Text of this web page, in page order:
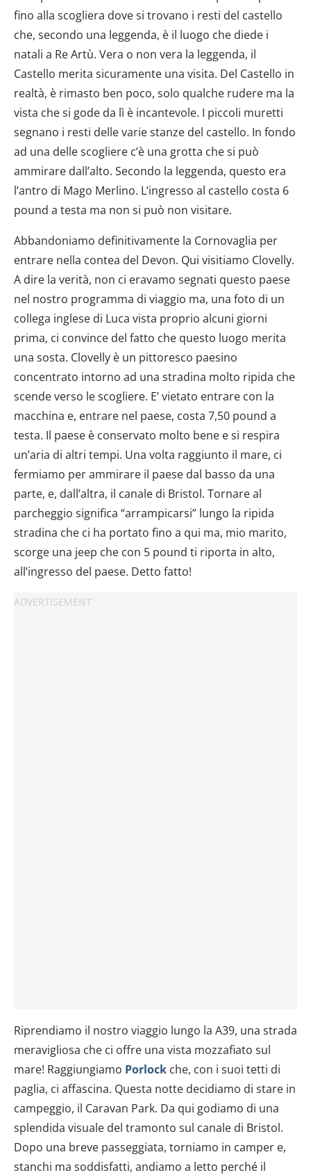
fino alla scogliera dove si trovano i resti del castello
che, secondo una leggenda, è il luogo che diede i
natali a Re Artù. Vera o non vera la leggenda, il
Castello merita sicuramente una visita. Del Castello in
realtà, è rimasto ben poco, solo qualche rudere ma la
vista che si gode da lì è incantevole. I piccoli muretti
segnano i resti delle varie stanze del castello. In fondo
ad una delle scogliere c’è una grotta che si può
ammirare dall’alto. Secondo la leggenda, questo era
l’antro di Mago Merlino. L’ingresso al castello costa 6
pound a testa ma non si può non visitare.
Abbandoniamo definitivamente la Cornovaglia per
entrare nella contea del Devon. Qui visitiamo Clovelly.
A dire la verità, non ci eravamo segnati questo paese
nel nostro programma di viaggio ma, una foto di un
collega inglese di Luca vista proprio alcuni giorni
prima, ci convince del fatto che questo luogo merita
una sosta. Clovelly è un pittoresco paesino
concentrato intorno ad una stradina molto ripida che
scende verso le scogliere. E’ vietato entrare con la
macchina e, entrare nel paese, costa 7,50 pound a
testa. Il paese è conservato molto bene e si respira
un’aria di altri tempi. Una volta raggiunto il mare, ci
fermiamo per ammirare il paese dal basso da una
parte, e, dall’altra, il canale di Bristol. Tornare al
parcheggio significa “arrampicarsi” lungo la ripida
stradina che ci ha portato fino a qui ma, mio marito,
scorge una jeep che con 5 pound ti riporta in alto,
all’ingresso del paese. Detto fatto!
Riprendiamo il nostro viaggio lungo la A39, una strada
meravigliosa che ci offre una vista mozzafiato sul
mare! Raggiungiamo Porlock che, con i suoi tetti di
paglia, ci affascina. Questa notte decidiamo di stare in
campeggio, il Caravan Park. Da qui godiamo di una
splendida visuale del tramonto sul canale di Bristol.
Dopo una breve passeggiata, torniamo in camper e,
stanchi ma soddisfatti, andiamo a letto perché il